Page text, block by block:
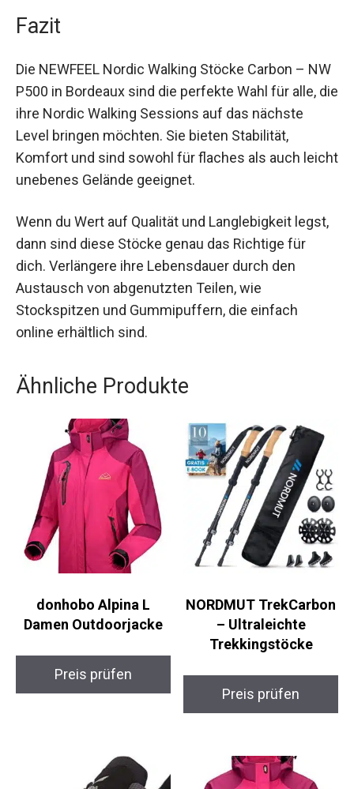
Fazit
NW P500 in Bordeaux sind die perfekte Wahl für
alle, die ihre Nordic Walking Sessions auf das
nächste Level bringen möchten. Sie bieten
Stabilität, Komfort und sind sowohl für flaches als
auch leicht unebenes Gelände geeignet.
legst, dann sind diese Stöcke genau das Richtige
für dich. Verlängere ihre Lebensdauer durch den
Austausch von abgenutzten Teilen, wie
Stockspitzen und Gummipuffern, die einfach
online erhältlich sind.
Ähnliche Produkte
Damen Outdoorjacke
Preis prüfen
TrekCarbon –
Ultraleichte
Trekkingstöcke
Preis prüfen